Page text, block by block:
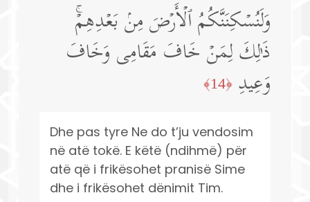
وَلَنُسۡكِنَنَّكُمُ ٱلۡأَرۡضَ مِنۢ بَعۡدِهِمۡۚ
ذَ ٰ⁠لِكَ لِمَنۡ خَافَ مَقَامِی وَخَافَ
وَعِیدِ ﴿14﴾
Dhe pas tyre Ne do t’ju vendosim
në atë tokë. E këtë (ndihmë) për
atë që i frikësohet pranisë Sime
dhe i frikësohet dënimit Tim.